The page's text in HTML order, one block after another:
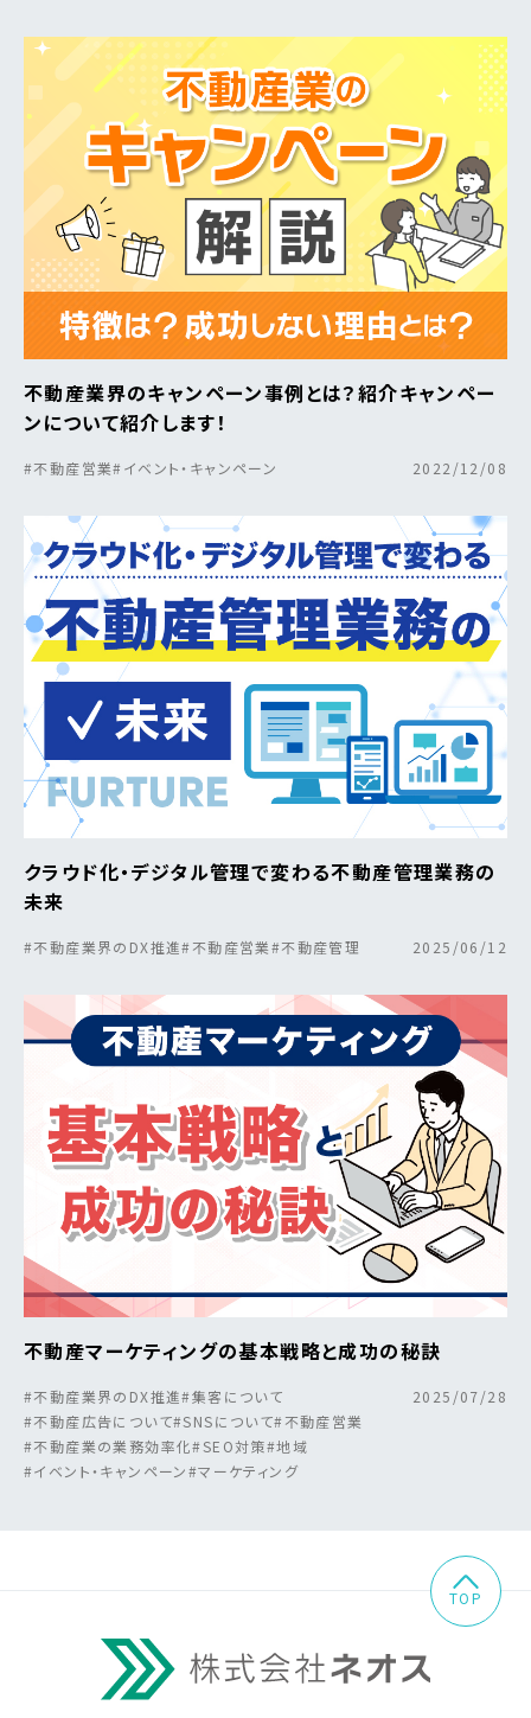
不動産業界のキャンペーン事例とは？紹介キャンペー
ンについて紹介します！
#不動産営業#イベント・キャンペーン 2022/12/08
クラウド化・デジタル管理で変わる不動産管理業務の
未来
#不動産業界のDX推進#不動産営業#不動産管理 2025/06/12
不動産マーケティングの基本戦略と成功の秘訣
#不動産業界のDX推進#集客について
#不動産広告について#SNSについて#不動産営業
#不動産業の業務効率化#SEO対策#地域
#イベント・キャンペーン#マーケティング
2025/07/28
TOP